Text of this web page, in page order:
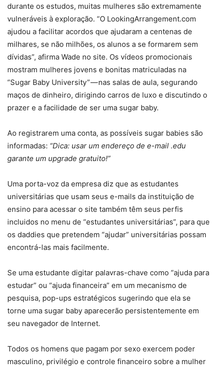
durante os estudos, muitas mulheres são extremamente
vulneráveis ​​à exploração. “O LookingArrangement.com
ajudou a facilitar acordos que ajudaram a centenas de
milhares, se não milhões, os alunos a se formarem sem
dívidas”, afirma Wade no site. Os vídeos promocionais
mostram mulheres jovens e bonitas matriculadas na
“Sugar Baby University” — nas salas de aula, segurando
maços de dinheiro, dirigindo carros de luxo e discutindo o
prazer e a facilidade de ser uma sugar baby.
Ao registrarem uma conta, as possíveis sugar babies são
informadas: “Dica: usar um endereço de e-mail .edu
garante um upgrade gratuito!”
Uma porta-voz da empresa diz que as estudantes
universitárias que usam seus e-mails da instituição de
ensino para acessar o site também têm seus perfis
incluidos no menu de “estudantes universitárias”, para que
os daddies que pretendem “ajudar” universitárias possam
encontrá-las mais facilmente.
Se uma estudante digitar palavras-chave como “ajuda para
estudar” ou “ajuda financeira” em um mecanismo de
pesquisa, pop-ups estratégicos sugerindo que ela se
torne uma sugar baby aparecerão persistentemente em
seu navegador de Internet.
Todos os homens que pagam por sexo exercem poder
masculino, privilégio e controle financeiro sobre a mulher